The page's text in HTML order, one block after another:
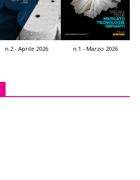
n.2 - Aprile 2026 n.1 - Marzo 2026